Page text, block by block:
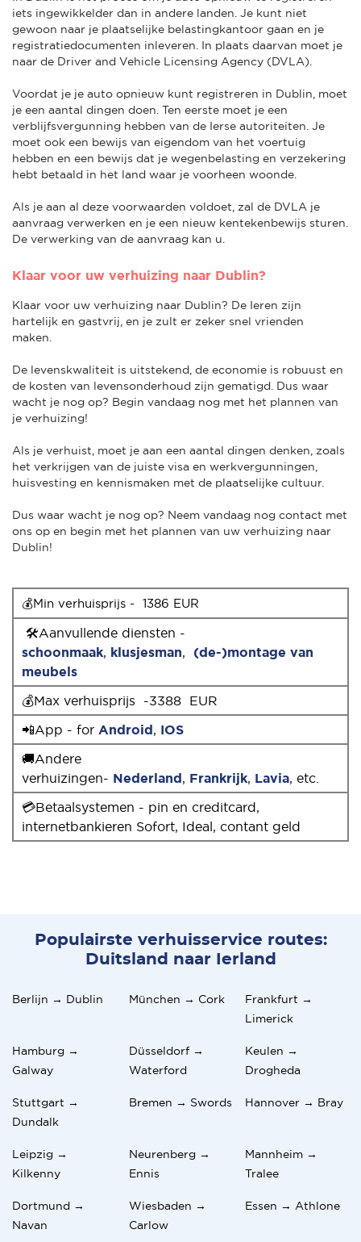
iets ingewikkelder dan in andere landen. Je kunt niet
gewoon naar je plaatselijke belastingkantoor gaan en je
registratiedocumenten inleveren. In plaats daarvan moet je
naar de Driver and Vehicle Licensing Agency (DVLA).
Voordat je je auto opnieuw kunt registreren in Dublin, moet
je een aantal dingen doen. Ten eerste moet je een
verblijfsvergunning hebben van de Ierse autoriteiten. Je
moet ook een bewijs van eigendom van het voertuig
hebben en een bewijs dat je wegenbelasting en verzekering
hebt betaald in het land waar je voorheen woonde.
Als je aan al deze voorwaarden voldoet, zal de DVLA je
aanvraag verwerken en je een nieuw kentekenbewijs sturen.
De verwerking van de aanvraag kan u.
Klaar voor uw verhuizing naar Dublin?
Klaar voor uw verhuizing naar Dublin? De Ieren zijn
hartelijk en gastvrij, en je zult er zeker snel vrienden
maken.
De levenskwaliteit is uitstekend, de economie is robuust en
de kosten van levensonderhoud zijn gematigd. Dus waar
wacht je nog op? Begin vandaag nog met het plannen van
je verhuizing!
Als je verhuist, moet je aan een aantal dingen denken, zoals
het verkrijgen van de juiste visa en werkvergunningen,
huisvesting en kennismaken met de plaatselijke cultuur.
Dus waar wacht je nog op? Neem vandaag nog contact met
ons op en begin met het plannen van uw verhuizing naar
Dublin!
💰Min verhuisprijs -  1386 EUR
🛠Aanvullende diensten -
schoonmaak, klusjesman,
(de-)montage van
meubels
💰Max verhuisprijs -3388 EUR
📲App - for Android, IOS
🚚Andere
verhuizingen- Nederland, Frankrijk, Lavia, etc.
💳Betaalsystemen - pin en creditcard,
internetbankieren Sofort, Ideal, contant geld
Populairste verhuisservice routes:
Duitsland naar Ierland
Berlijn → Dublin München → Cork
Frankfurt →
Limerick
Hamburg →
Galway
Düsseldorf →
Waterford
Keulen →
Drogheda
Stuttgart →
Dundalk
Bremen → Swords Hannover → Bray
Leipzig →
Kilkenny
Neurenberg →
Ennis
Mannheim →
Tralee
Dortmund →
Navan
Wiesbaden →
Carlow
Essen → Athlone